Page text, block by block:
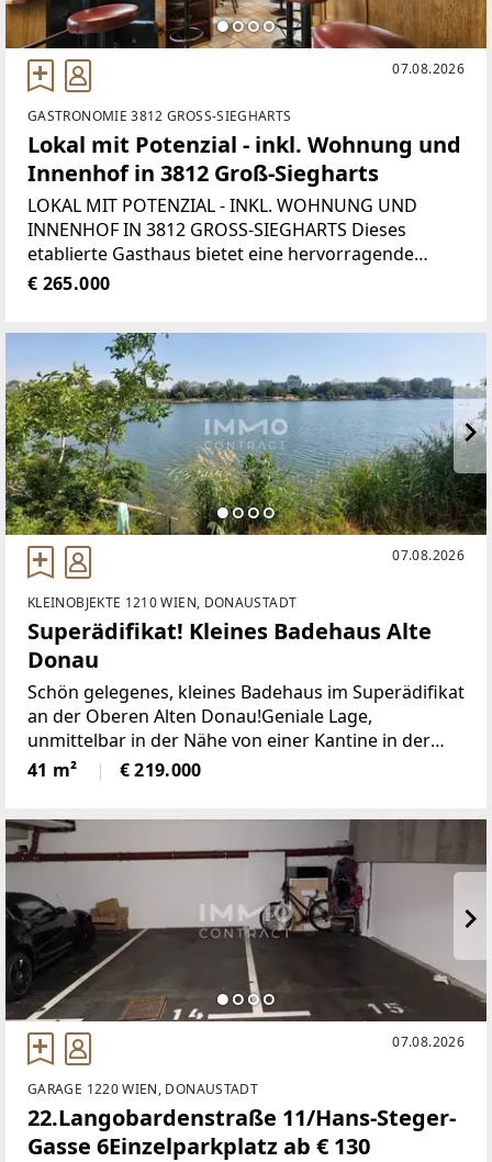
07.08.2026
GASTRONOMIE 3812 GROSS-SIEGHARTS
Lokal mit Potenzial - inkl. Wohnung und
Innenhof in 3812 Groß-Siegharts
LOKAL MIT POTENZIAL - INKL. WOHNUNG UND
INNENHOF IN 3812 GROSS-SIEGHARTS Dieses
etablierte Gasthaus bietet eine hervorragende
Gelegenheit für Gastronomen, Investoren oder
€ 265.000
07.08.2026
KLEINOBJEKTE 1210 WIEN, DONAUSTADT
Superädifikat! Kleines Badehaus Alte
Donau
Schön gelegenes, kleines Badehaus im Superädifikat
an der Oberen Alten Donau!Geniale Lage,
unmittelbar in der Nähe von einer Kantine in der
schönes Essen und Getränke in ansprechendem
Ambiente genossen werden können.ca.30m zur
41 m² € 219.000
07.08.2026
GARAGE 1220 WIEN, DONAUSTADT
22.Langobardenstraße 11/Hans-Steger-
Gasse 6Einzelparkplatz ab € 130